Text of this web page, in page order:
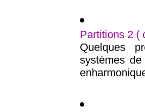
Partitions 2 (
Quelques
systèmes